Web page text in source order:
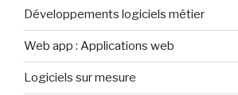
Développements logiciels métier
Web app : Applications web
Logiciels sur mesure